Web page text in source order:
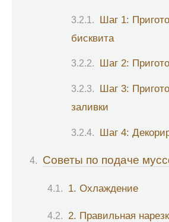
Шаг 1:
бисквита
Шаг 2:
Шаг 3:
заливки
Шаг 4:
Советы по подаче
1. Охлаждение
2. Правильная